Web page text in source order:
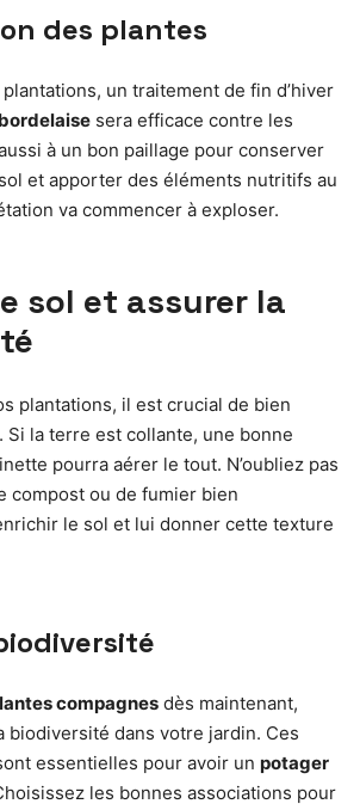
des plantes
un traitement de fin d’hiver
sera efficace contre les
à un bon paillage pour conserver
et apporter des éléments nutritifs au
va commencer à exploser.
sol et assurer la
plantations, il est crucial de bien
. Si la terre est collante, une bonne
pourra aérer le tout. N’oubliez pas
compost ou de fumier bien
le sol et lui donner cette texture
compagnes dès maintenant,
biodiversité dans votre jardin. Ces
essentielles pour avoir un potager
les bonnes associations pour